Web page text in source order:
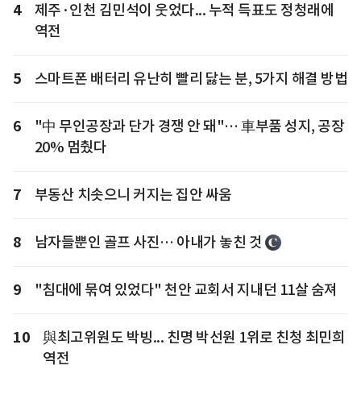
4
제주·인천 김민석이 웃었다... 누적 득표도 정청래에
역전
5 스마트폰 배터리 유난히 빨리 닳는 분, 5가지 해결 방법
6
"中 무인공장과 단가 경쟁 안 돼"… 車부품 성지, 공장
20% 멈췄다
7 부동산 치솟으니 커지는 집안 싸움
8 남자들뿐인 골프 사진… 아내가 놓친 것
9 "침대에 묶여 있었다" 천안 교회서 지내던 11살 숨져
10
與최고위원도 박빙... 친명 박선원 1위로 친청 최민희
역전